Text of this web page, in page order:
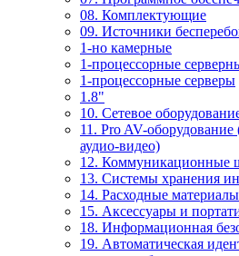
08. Комплектующие
09. Источники
1-но камерные
1-процессорные
1-процессорные серверы
1.8"
10. Сетевое
11. Pro AV-
аудио-видео)
12.
13. Системы хранения
14. Расходные материалы
15. Аксессуары и
18. Информационная
19. Автоматическая